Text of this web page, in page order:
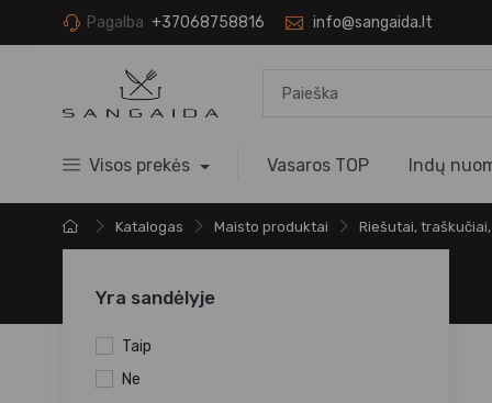
Pagalba +37068758816 info@sangaida.lt
Visos prekės Vasaros TOP Indų
Katalogas Maisto produktai Riešutai,
Yra sandėlyje
Taip
Ne